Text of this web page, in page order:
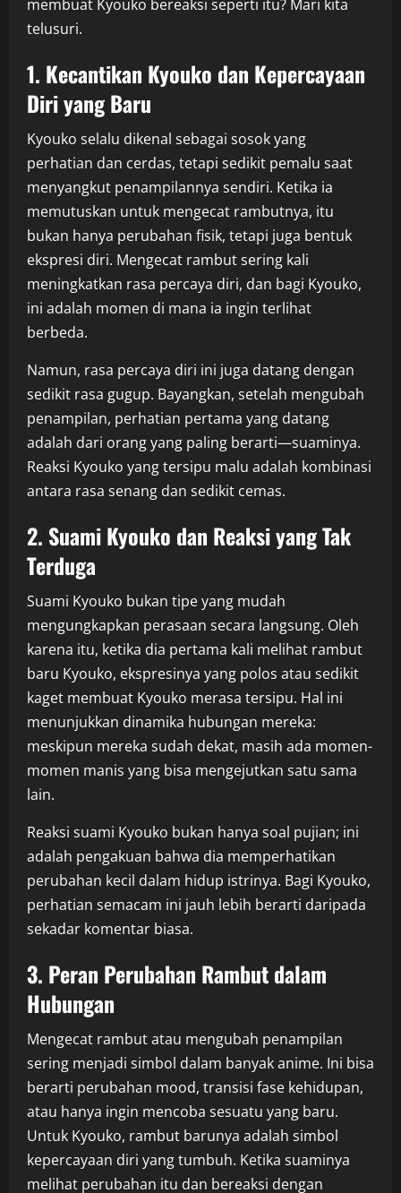
membuat Kyouko bereaksi seperti itu? Mari kita
telusuri.
1. Kecantikan Kyouko dan Kepercayaan
Diri yang Baru
Kyouko selalu dikenal sebagai sosok yang
perhatian dan cerdas, tetapi sedikit pemalu saat
menyangkut penampilannya sendiri. Ketika ia
memutuskan untuk mengecat rambutnya, itu
bukan hanya perubahan fisik, tetapi juga bentuk
ekspresi diri. Mengecat rambut sering kali
meningkatkan rasa percaya diri, dan bagi Kyouko,
ini adalah momen di mana ia ingin terlihat
berbeda.
Namun, rasa percaya diri ini juga datang dengan
sedikit rasa gugup. Bayangkan, setelah mengubah
penampilan, perhatian pertama yang datang
adalah dari orang yang paling berarti—suaminya.
Reaksi Kyouko yang tersipu malu adalah kombinasi
antara rasa senang dan sedikit cemas.
2. Suami Kyouko dan Reaksi yang Tak
Terduga
Suami Kyouko bukan tipe yang mudah
mengungkapkan perasaan secara langsung. Oleh
karena itu, ketika dia pertama kali melihat rambut
baru Kyouko, ekspresinya yang polos atau sedikit
kaget membuat Kyouko merasa tersipu. Hal ini
menunjukkan dinamika hubungan mereka:
meskipun mereka sudah dekat, masih ada momen-
momen manis yang bisa mengejutkan satu sama
lain.
Reaksi suami Kyouko bukan hanya soal pujian; ini
adalah pengakuan bahwa dia memperhatikan
perubahan kecil dalam hidup istrinya. Bagi Kyouko,
perhatian semacam ini jauh lebih berarti daripada
sekadar komentar biasa.
3. Peran Perubahan Rambut dalam
Hubungan
Mengecat rambut atau mengubah penampilan
sering menjadi simbol dalam banyak anime. Ini bisa
berarti perubahan mood, transisi fase kehidupan,
atau hanya ingin mencoba sesuatu yang baru.
Untuk Kyouko, rambut barunya adalah simbol
kepercayaan diri yang tumbuh. Ketika suaminya
melihat perubahan itu dan bereaksi dengan